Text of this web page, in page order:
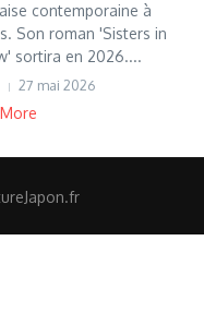
contemporaine à
Son roman 'Sisters in
sortira en 2026....
27 mai 2026